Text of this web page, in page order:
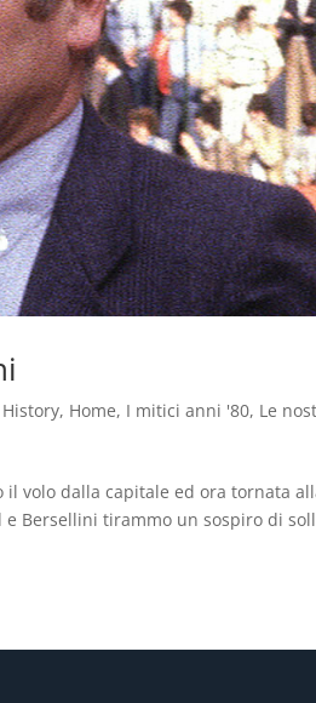
History, Home, I mitici anni '80, Le
il volo dalla capitale ed ora tornata
Bersellini tirammo un sospiro di